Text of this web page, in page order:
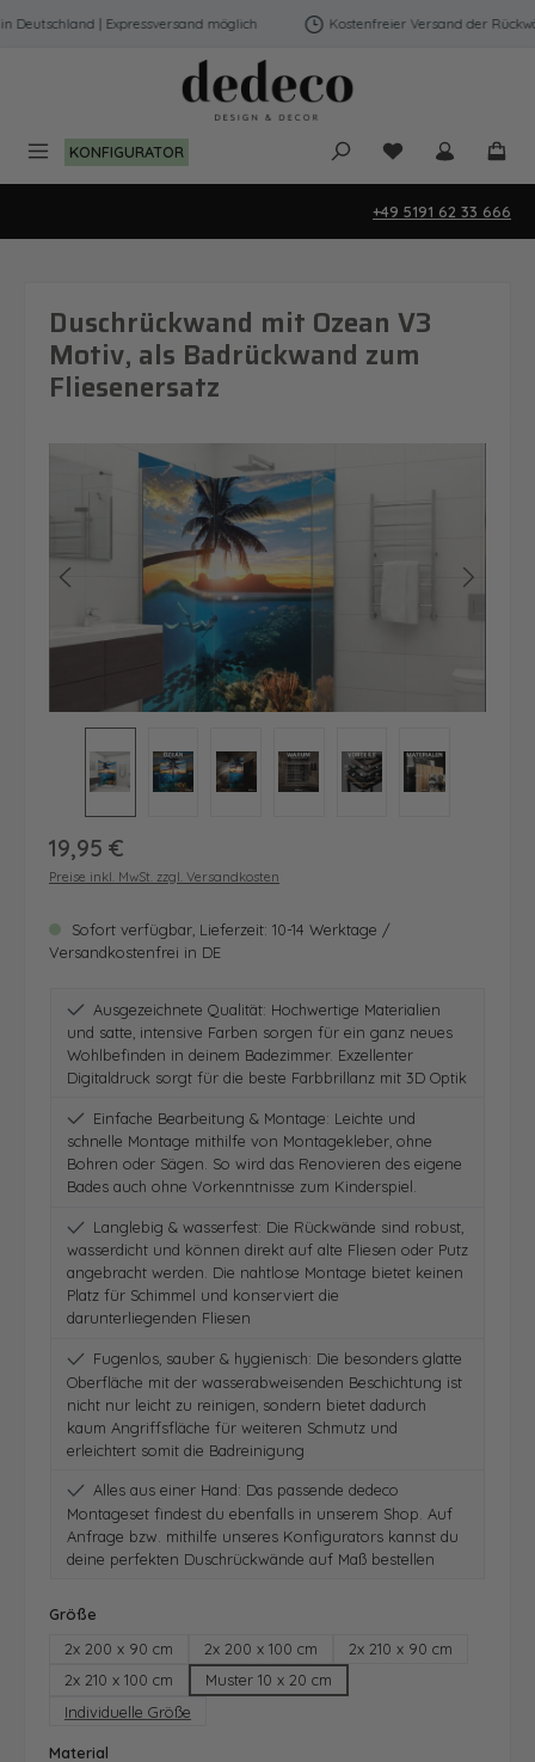
Zum Hauptinhalt springen
| Expressversand möglich Kostenfreier Versand der
KONFIGURATOR Du hast 0
+49 5191 62 33 666
Duschrückwand mit Ozean V3
Motiv, als Badrückwand zum
Fliesenersatz
Bildergalerie überspringen
Regulärer Preis:
19,95 €
Preise inkl. MwSt. zzgl. Versandkosten
Sofort verfügbar, Lieferzeit: 10-14 Werktage /
Versandkostenfrei in DE
Ausgezeichnete Qualität: Hochwertige Materialien
und satte, intensive Farben sorgen für ein ganz neues
Wohlbefinden in deinem Badezimmer. Exzellenter
Digitaldruck sorgt für die beste Farbbrillanz mit 3D Optik
Einfache Bearbeitung & Montage: Leichte und
schnelle Montage mithilfe von Montagekleber, ohne
Bohren oder Sägen. So wird das Renovieren des eigene
Bades auch ohne Vorkenntnisse zum Kinderspiel.
Langlebig & wasserfest: Die Rückwände sind robust,
wasserdicht und können direkt auf alte Fliesen oder Putz
angebracht werden. Die nahtlose Montage bietet keinen
Platz für Schimmel und konserviert die
darunterliegenden Fliesen
Fugenlos, sauber & hygienisch: Die besonders glatte
Oberfläche mit der wasserabweisenden Beschichtung ist
nicht nur leicht zu reinigen, sondern bietet dadurch
kaum Angriffsfläche für weiteren Schmutz und
erleichtert somit die Badreinigung
Alles aus einer Hand: Das passende dedeco
Montageset findest du ebenfalls in unserem Shop. Auf
Anfrage bzw. mithilfe unseres Konfigurators kannst du
deine perfekten Duschrückwände auf Maß bestellen
Größe
2x 200 x 90 cm
2x 200 x 100 cm
2x 210 x 90 cm
2x 210 x 100 cm
Muster 10 x 20 cm
Individuelle Größe
Material